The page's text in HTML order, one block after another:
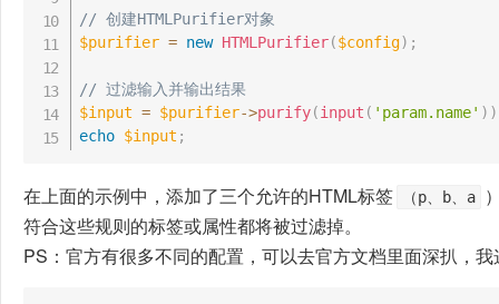
// 创建HTMLPurifier对象
$purifier = new HTMLPurifier($config) ;
// 过滤输入并输出结果
$input = $purifier->purify(input ( 'param.name' ) )
echo $input ;
在上面的示例中，添加了三个允许的HTML标签 （p、b、a
符合这些规则的标签或属性都将被过滤掉。
PS：官方有很多不同的配置，可以去官方文档里面深扒，